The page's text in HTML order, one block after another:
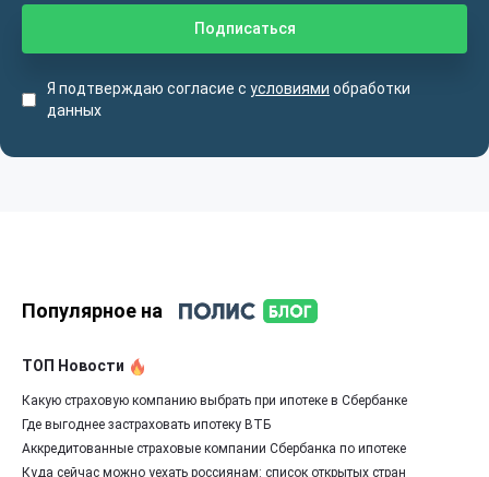
Я подтверждаю согласие с условиями обработки
данных
Популярное на
ТОП Новости
Какую страховую компанию выбрать при ипотеке в Сбербанке
Где выгоднее застраховать ипотеку ВТБ
Аккредитованные страховые компании Сбербанка по ипотеке
Куда сейчас можно уехать россиянам: список открытых стран